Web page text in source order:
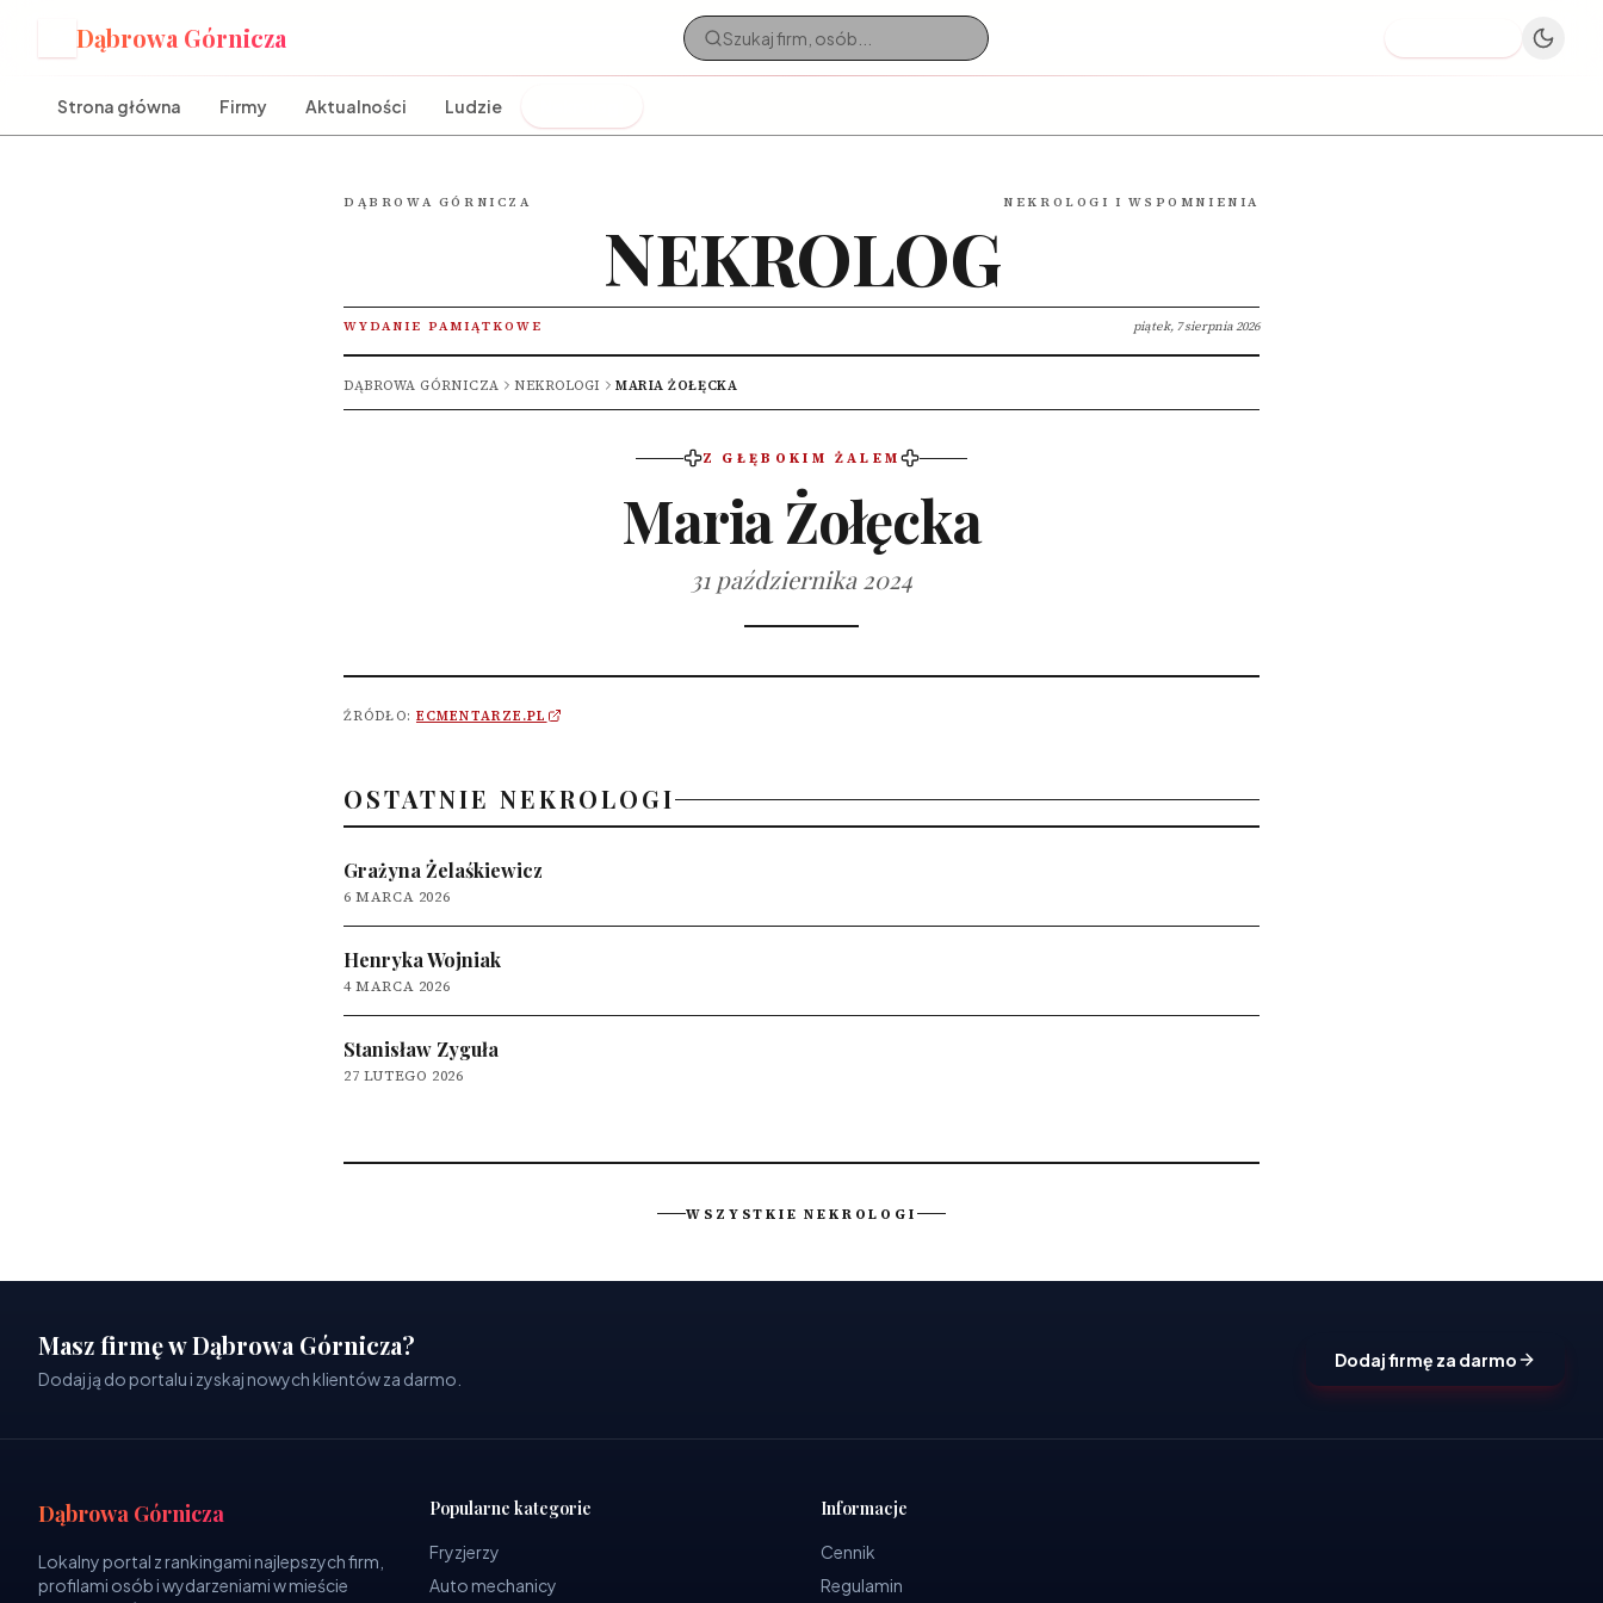
Dąbrowa Górnicza
Strona główna Firmy Aktualności Ludzie
DĄBROWA GÓRNICZA NEKROLOGI I WSPOMNIENIA
NEKROLOG
WYDANIE PAMIĄTKOWE piątek, 7 sierpnia 2026
DĄBROWA GÓRNICZA NEKROLOGI MARIA ŻOŁĘCKA
Z GŁĘBOKIM ŻALEM
Maria Żołęcka
31 października 2024
ŹRÓDŁO: ECMENTARZE.PL
OSTATNIE NEKROLOGI
Grażyna Żelaśkiewicz
6 MARCA 2026
Henryka Wojniak
4 MARCA 2026
Stanisław Zyguła
27 LUTEGO 2026
WSZYSTKIE NEKROLOGI
Masz firmę w Dąbrowa Górnicza?
Dodaj ją do portalu i zyskaj nowych klientów za darmo.
Dodaj firmę za darmo
Dąbrowa Górnicza
Lokalny portal z rankingami najlepszych firm,
profilami osób i wydarzeniami w mieście
Popularne kategorie
Fryzjerzy
Auto mechanicy
Informacje
Cennik
Regulamin